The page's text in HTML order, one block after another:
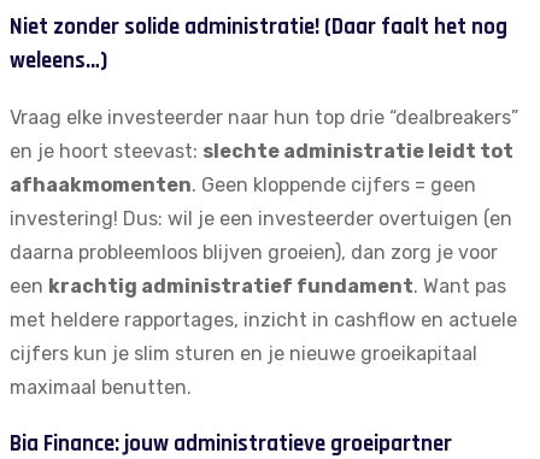
Niet zonder solide administratie! (Daar faalt het nog
weleens…)
Vraag elke investeerder naar hun top drie “dealbreakers”
en je hoort steevast: slechte administratie leidt tot
afhaakmomenten. Geen kloppende cijfers = geen
investering! Dus: wil je een investeerder overtuigen (en
daarna probleemloos blijven groeien), dan zorg je voor
een krachtig administratief fundament. Want pas
met heldere rapportages, inzicht in cashflow en actuele
cijfers kun je slim sturen en je nieuwe groeikapitaal
maximaal benutten.
Bia Finance: jouw administratieve groeipartner